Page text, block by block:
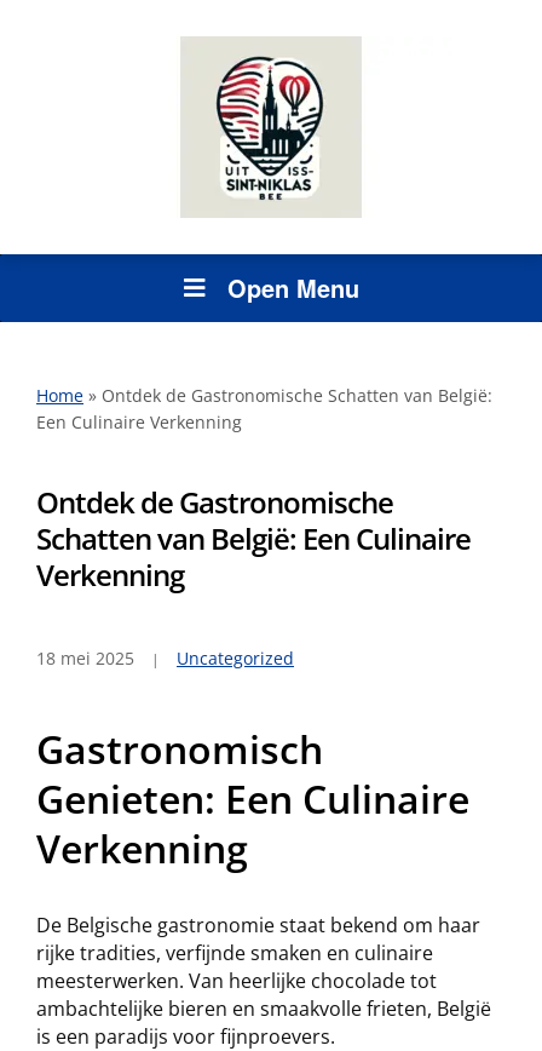
Open Menu
Home » Ontdek de Gastronomische Schatten van België:
Een Culinaire Verkenning
Ontdek de Gastronomische
Schatten van België: Een Culinaire
Verkenning
18 mei 2025 Uncategorized
Gastronomisch
Genieten: Een Culinaire
Verkenning
De Belgische gastronomie staat bekend om haar
rijke tradities, verfijnde smaken en culinaire
meesterwerken. Van heerlijke chocolade tot
ambachtelijke bieren en smaakvolle frieten, België
is een paradijs voor fijnproevers.